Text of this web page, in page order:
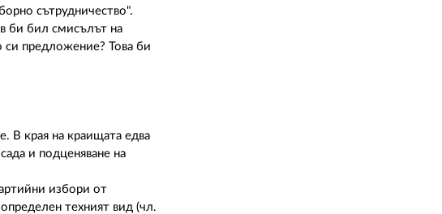
сътрудничество".
би бил смисълът на
си предложение? Това би
В края на краищата едва
и подценяване на
избори от
техният вид (чл.